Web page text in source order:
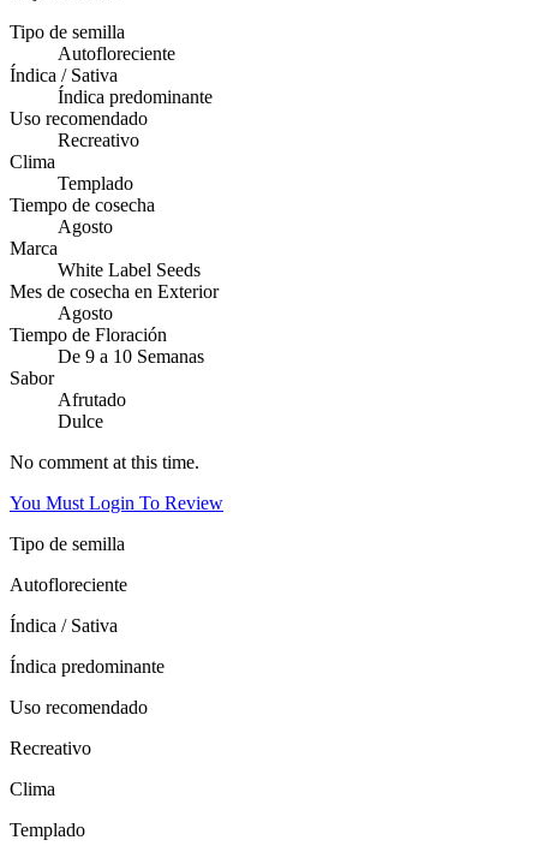
Tipo de semilla
Autofloreciente
Índica / Sativa
Índica predominante
Uso recomendado
Recreativo
Clima
Templado
Tiempo de cosecha
Agosto
Marca
White Label Seeds
Mes de cosecha en Exterior
Agosto
Tiempo de Floración
De 9 a 10 Semanas
Sabor
Afrutado
Dulce
No comment at this time.
You Must Login To Review
Tipo de semilla
Autofloreciente
Índica / Sativa
Índica predominante
Uso recomendado
Recreativo
Clima
Templado